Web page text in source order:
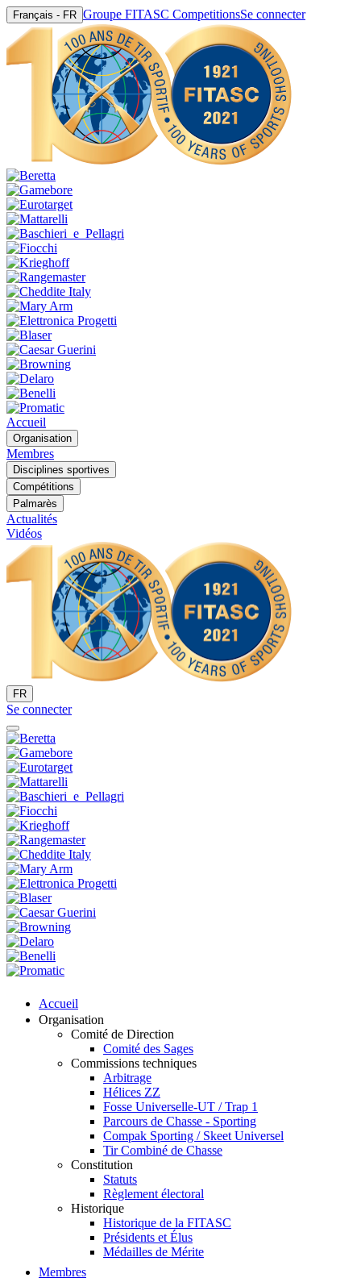
Français - FR Groupe FITASC CompetitionsSe connecter
Accueil
Organisation
Membres
Disciplines sportives
Compétitions
Palmarès
Actualités
Vidéos
FR
Se connecter
Accueil
Organisation
Comité de Direction
Comité des Sages
Commissions techniques
Arbitrage
Hélices ZZ
Fosse Universelle-UT / Trap 1
Parcours de Chasse - Sporting
Compak Sporting / Skeet Universel
Tir Combiné de Chasse
Constitution
Statuts
Règlement électoral
Historique
Historique de la FITASC
Présidents et Élus
Médailles de Mérite
Membres